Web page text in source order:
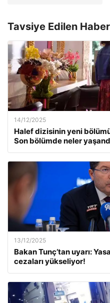
Tavsiye Edilen
14/12/2025
Halef dizisinin yeni
Son bölümde neler
13/12/2025
Bakan Tunç’tan uyarı:
cezaları yükseliyor!